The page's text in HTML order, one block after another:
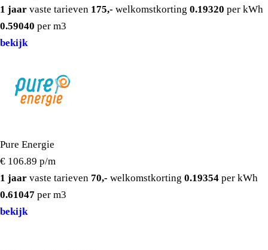
1 jaar vaste tarieven 175,- welkomstkorting 0.19320 per kWh
0.59040 per m3
bekijk
Pure Energie
€ 106.89 p/m
1 jaar vaste tarieven 70,- welkomstkorting 0.19354 per kWh
0.61047 per m3
bekijk